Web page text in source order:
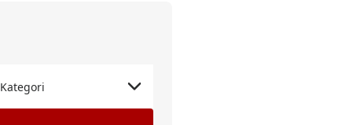
Kategori